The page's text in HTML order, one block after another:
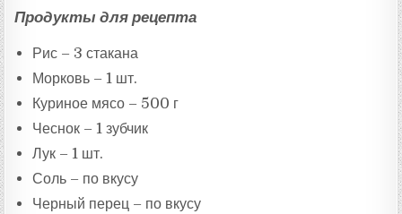
Продукты для рецепта
Рис – 3 стакана
Морковь – 1 шт.
Куриное мясо – 500 г
Чеснок – 1 зубчик
Лук – 1 шт.
Соль – по вкусу
Черный перец – по вкусу